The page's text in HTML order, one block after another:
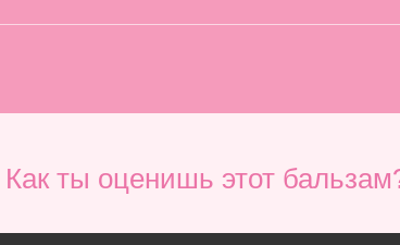
Как ты оценишь этот